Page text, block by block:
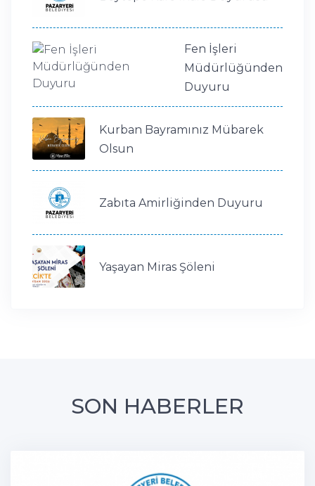
Fen İşleri
Müdürlüğünden
Duyuru
Kurban Bayramınız Mübarek
Olsun
Zabıta Amirliğinden Duyuru
Yaşayan Miras Şöleni
SON HABERLER